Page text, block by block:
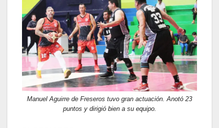
Manuel Aguirre de Freseros tuvo gran actuación. Anotó 23
puntos y dirigió bien a su equipo.